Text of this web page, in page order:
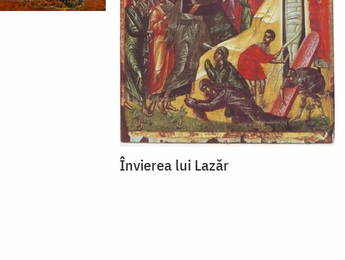
Învierea lui Lazăr